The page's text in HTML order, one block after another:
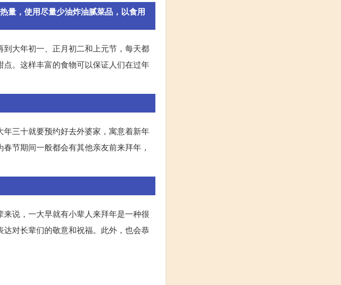
量，使用尽量少油炸油腻菜品，以食用
大年初一、正月初二和上元节，每天都
。这样丰富的食物可以保证人们在过年
三十就要预约好去外婆家，寓意着新年
节期间一般都会有其他亲友前来拜年，
说，一大早就有小辈人来拜年是一种很
对长辈们的敬意和祝福。此外，也会恭